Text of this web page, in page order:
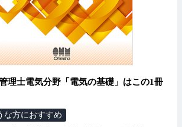
理士電気分野「電気の基礎」はこの1冊
な方におすすめ